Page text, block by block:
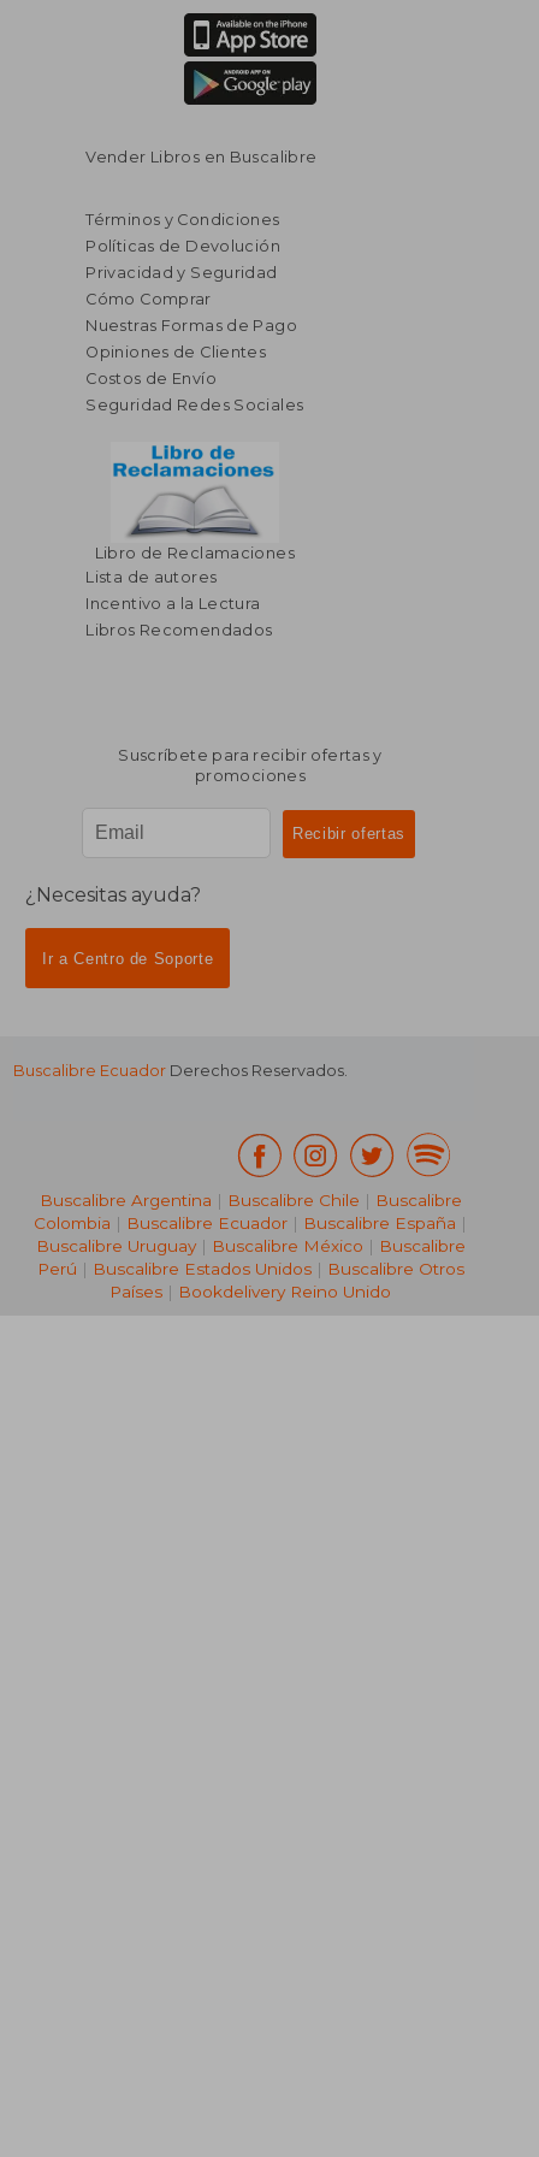
45%
dcto.
$ 159.43
$ 87.69
Vender Libros en Buscalibre
Términos y Condiciones
Políticas de Devolución
Privacidad y Seguridad
Cómo Comprar
Nuestras Formas de Pago
Opiniones de Clientes
Costos de Envío
Seguridad Redes Sociales
Libro de Reclamaciones
Lista de autores
Incentivo a la Lectura
Libros Recomendados
Suscríbete para recibir ofertas y
promociones
¿Necesitas ayuda?
Ir a Centro de Soporte
Buscalibre Ecuador Derechos Reservados.
Buscalibre Argentina | Buscalibre Chile | Buscalibre
Colombia | Buscalibre Ecuador | Buscalibre España |
Buscalibre Uruguay| Buscalibre México | Buscalibre
Perú | Buscalibre Estados Unidos| Buscalibre Otros
Países | Bookdelivery Reino Unido